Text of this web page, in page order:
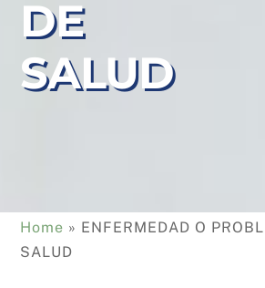
DE
SALUD
Home » ENFERMEDAD O
SALUD